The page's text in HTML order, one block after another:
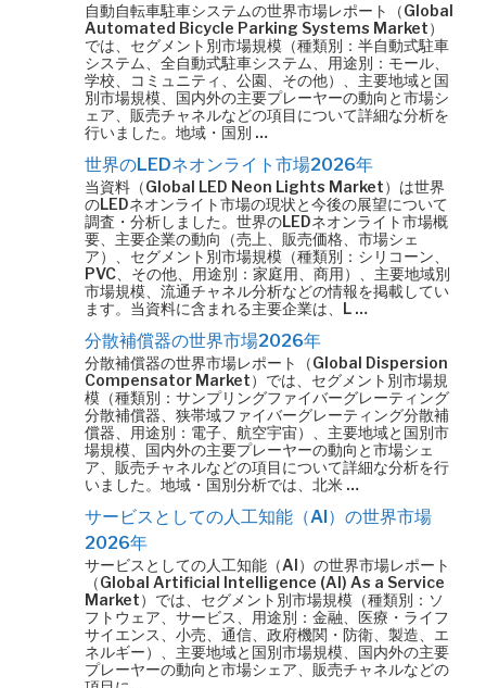
自動自転車駐車システムの世界市場レポート（Global
Automated Bicycle Parking Systems Market）
では、セグメント別市場規模（種類別：半自動式駐車
システム、全自動式駐車システム、用途別：モール、
学校、コミュニティ、公園、その他）、主要地域と国
別市場規模、国内外の主要プレーヤーの動向と市場シ
ェア、販売チャネルなどの項目について詳細な分析を
行いました。地域・国別 …
世界のLEDネオンライト市場2026年
当資料（Global LED Neon Lights Market）は世界
のLEDネオンライト市場の現状と今後の展望について
調査・分析しました。世界のLEDネオンライト市場概
要、主要企業の動向（売上、販売価格、市場シェ
ア）、セグメント別市場規模（種類別：シリコーン、
PVC、その他、用途別：家庭用、商用）、主要地域別
市場規模、流通チャネル分析などの情報を掲載してい
ます。当資料に含まれる主要企業は、L …
分散補償器の世界市場2026年
分散補償器の世界市場レポート（Global Dispersion
Compensator Market）では、セグメント別市場規
模（種類別：サンプリングファイバーグレーティング
分散補償器、狭帯域ファイバーグレーティング分散補
償器、用途別：電子、航空宇宙）、主要地域と国別市
場規模、国内外の主要プレーヤーの動向と市場シェ
ア、販売チャネルなどの項目について詳細な分析を行
いました。地域・国別分析では、北米 …
サービスとしての人工知能（AI）の世界市場
2026年
サービスとしての人工知能（AI）の世界市場レポート
（Global Artificial Intelligence (AI) As a Service
Market）では、セグメント別市場規模（種類別：ソ
フトウェア、サービス、用途別：金融、医療・ライフ
サイエンス、小売、通信、政府機関・防衛、製造、エ
ネルギー）、主要地域と国別市場規模、国内外の主要
プレーヤーの動向と市場シェア、販売チャネルなどの